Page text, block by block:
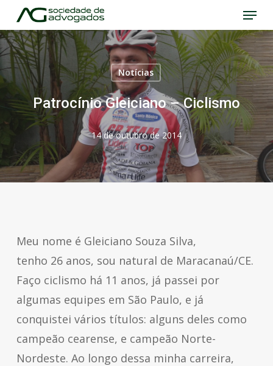
Skip
to
main
content
Menu
Notícias
Patrocínio Gleiciano – Ciclismo
14 de outubro de 2014
Meu nome é Gleiciano Souza Silva,
tenho 26 anos, sou natural de Maracanaú/CE.
Faço ciclismo há 11 anos, já passei por
algumas equipes em São Paulo, e já
conquistei vários títulos: alguns deles como
campeão cearense, e campeão Norte-
Nordeste. Ao longo dessa minha carreira,
Close
Menu